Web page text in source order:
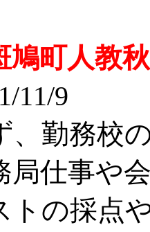
鳩町人教
11/9
勤務校
局仕事や
トの採点